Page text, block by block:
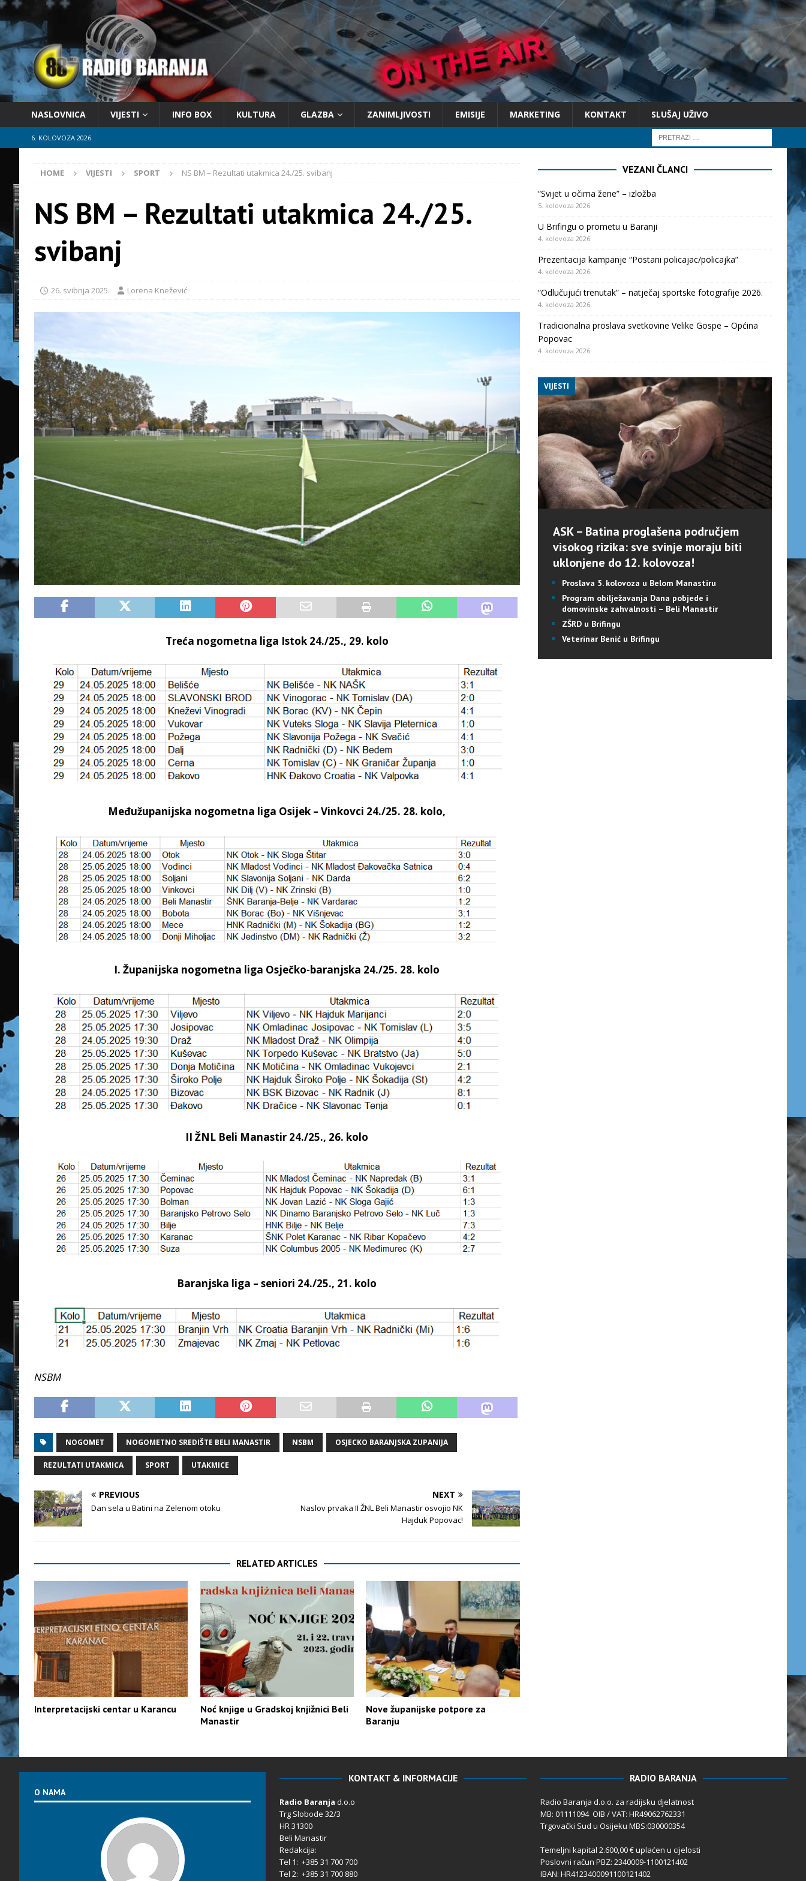
NASLOVNICA VIJESTI INFO BOX KULTURA GLAZBA ZANIMLJIVOSTI EMISIJE MARKETING KONTAKT SLUŠAJ UŽIVO
6. KOLOVOZA 2026.
HOME VIJESTI SPORT NS BM – Rezultati utakmica 24./25. svibanj
NS BM – Rezultati utakmica 24./25.
svibanj
26. svibnja 2025. Lorena Knežević
Treća nogometna liga Istok 24./25., 29. kolo
Međužupanijska nogometna liga Osijek – Vinkovci 24./25. 28. kolo,
I. Županijska nogometna liga Osječko-baranjska 24./25. 28. kolo
II ŽNL Beli Manastir 24./25., 26. kolo
Baranjska liga – seniori 24./25., 21. kolo
NSBM
NOGOMET NOGOMETNO SREDIŠTE BELI MANASTIR NSBM OSJECKO BARANJSKA ZUPANIJA
REZULTATI UTAKMICA SPORT UTAKMICE
PREVIOUS
Dan sela u Batini na Zelenom otoku
NEXT
Naslov prvaka II ŽNL Beli Manastir osvojio NK
Hajduk Popovac!
RELATED ARTICLES
Interpretacijski centar u Karancu
Noć knjige u Gradskoj knjižnici Beli
Manastir
Nove županijske potpore za
Baranju
VEZANI ČLANCI
“Svijet u očima žene” – izložba
5. kolovoza 2026.
U Brifingu o prometu u Baranji
4. kolovoza 2026.
Prezentacija kampanje “Postani policajac/policajka”
4. kolovoza 2026.
“Odlučujući trenutak” – natječaj sportske fotografije 2026.
4. kolovoza 2026.
Tradicionalna proslava svetkovine Velike Gospe – Općina
Popovac
4. kolovoza 2026.
VIJESTI
ASK – Batina proglašena područjem
visokog rizika: sve svinje moraju biti
uklonjene do 12. kolovoza!
Proslava 5. kolovoza u Belom Manastiru
Program obilježavanja Dana pobjede i
domovinske zahvalnosti – Beli Manastir
ZŠRD u Brifingu
Veterinar Benić u Brifingu
O NAMA
KONTAKT & INFORMACIJE
Radio Baranja d.o.o
Trg Slobode 32/3
HR 31300
Beli Manastir
Redakcija:
Tel 1: +385 31 700 700
Tel 2: +385 31 700 880
RADIO BARANJA
Radio Baranja d.o.o. za radijsku djelatnost
MB: 01111094 OIB / VAT: HR49062762331
Trgovački Sud u Osijeku MBS:030000354
Temeljni kapital 2.600,00 € uplaćen u cijelosti
Poslovni račun PBZ: 2340009-1100121402
IBAN: HR4123400091100121402